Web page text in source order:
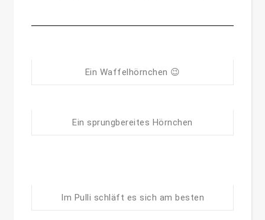
Ein Waffelhörnchen 😉
Ein sprungbereites Hörnchen
Im Pulli schläft es sich am besten